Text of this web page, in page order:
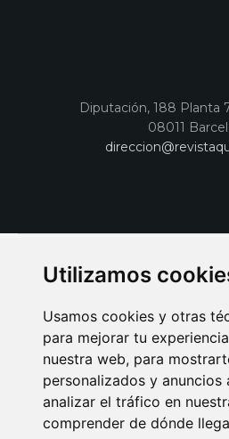
Utilizamos
Usamos cookies y otras
para mejorar tu
nuestra web, para
personalizados y anuncios
analizar el tráfico en
comprender de dónde
Diputación, 188 Planta
08011
AVISO LEGAL POLITICA DE COOKIES
PUBLICIDAD EN LA REVISTA QUÉ LEER